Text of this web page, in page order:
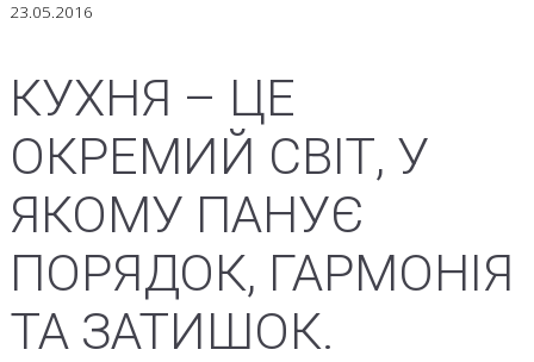
23.05.2016
КУХНЯ – ЦЕ
ОКРЕМИЙ СВІТ, У
ЯКОМУ ПАНУЄ
ПОРЯДОК, ГАРМОНІЯ
ТА ЗАТИШОК.